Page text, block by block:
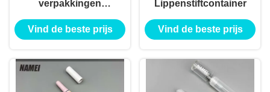
verpakkingen
Lipglossbuizen
Vind de beste prijs
Lippenstiftcontainer
Vind de beste prijs